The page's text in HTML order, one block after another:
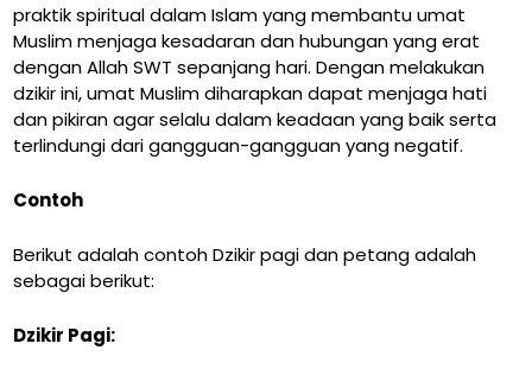
praktik spiritual dalam Islam yang membantu umat
Muslim menjaga kesadaran dan hubungan yang erat
dengan Allah SWT sepanjang hari. Dengan melakukan
dzikir ini, umat Muslim diharapkan dapat menjaga hati
dan pikiran agar selalu dalam keadaan yang baik serta
terlindungi dari gangguan-gangguan yang negatif.
Contoh
Berikut adalah contoh Dzikir pagi dan petang adalah
sebagai berikut:
Dzikir Pagi: